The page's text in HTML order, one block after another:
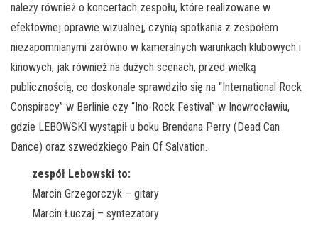
należy również o koncertach zespołu, które realizowane w
efektownej oprawie wizualnej, czynią spotkania z zespołem
niezapomnianymi zarówno w kameralnych warunkach klubowych i
kinowych, jak również na dużych scenach, przed wielką
publicznością, co doskonale sprawdziło się na “International Rock
Conspiracy” w Berlinie czy “Ino-Rock Festival” w Inowrocławiu,
gdzie LEBOWSKI wystąpił u boku Brendana Perry (Dead Can
Dance) oraz szwedzkiego Pain Of Salvation.
zespół Lebowski to:
Marcin Grzegorczyk – gitary
Marcin Łuczaj – syntezatory